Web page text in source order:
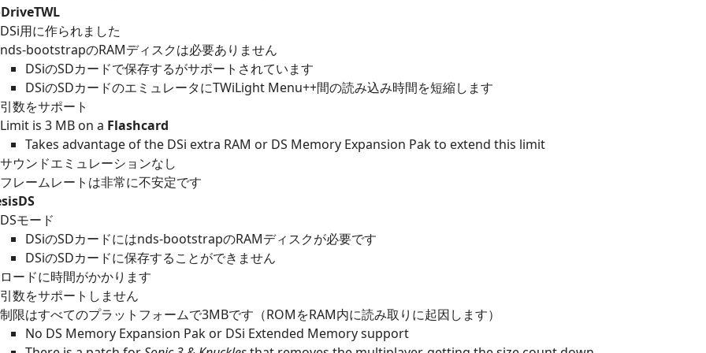
DSi用に作られました
nds-bootstrapのRAMディスクは必要ありません
DSiのSDカードで保存するがサポートされています
DSiのSDカードのエミュレータにTWiLight Menu++間の読み込み時間を短縮します
引数をサポート
Limit is 3 MB on a Flashcard
Takes advantage of the DSi extra RAM or DS Memory Expansion Pak to extend this limit
サウンドエミュレーションなし
フレームレートは非常に不安定です
DSモード
DSiのSDカードにはnds-bootstrapのRAMディスクが必要です
DSiのSDカードに保存することができません
ロードに時間がかかります
引数をサポートしません
制限はすべてのプラットフォームで3MBです（ROMをRAM内に読み取りに起因します）
No DS Memory Expansion Pak or DSi Extended Memory support